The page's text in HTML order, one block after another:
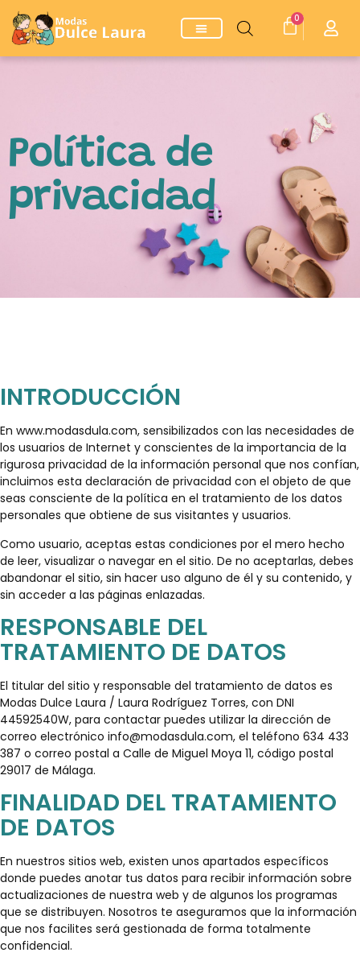
0
Política de
privacidad
INTRODUCCIÓN
En www.modasdula.com, sensibilizados con las necesidades de
los usuarios de Internet y conscientes de la importancia de la
rigurosa privacidad de la información personal que nos confían,
incluimos esta declaración de privacidad con el objeto de que
seas consciente de la política en el tratamiento de los datos
personales que obtiene de sus visitantes y usuarios.
Como usuario, aceptas estas condiciones por el mero hecho
de leer, visualizar o navegar en el sitio. De no aceptarlas, debes
abandonar el sitio, sin hacer uso alguno de él y su contenido, y
sin acceder a las páginas enlazadas.
RESPONSABLE DEL
TRATAMIENTO DE DATOS
El titular del sitio y responsable del tratamiento de datos es
Modas Dulce Laura / Laura Rodríguez Torres, con DNI
44592540W, para contactar puedes utilizar la dirección de
correo electrónico info@modasdula.com, el teléfono 634 433
387 o correo postal a Calle de Miguel Moya 11, código postal
29017 de Málaga.
FINALIDAD DEL TRATAMIENTO
DE DATOS
En nuestros sitios web, existen unos apartados específicos
donde puedes anotar tus datos para recibir información sobre
actualizaciones de nuestra web y de algunos los programas
que se distribuyen. Nosotros te aseguramos que la información
que nos facilites será gestionada de forma totalmente
confidencial.